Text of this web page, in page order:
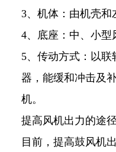
3、机体：由机壳
4、底座：中、小
5、传动方式：以
器，能缓和冲击及
机。
提高风机出力的途
目前，提高鼓风机